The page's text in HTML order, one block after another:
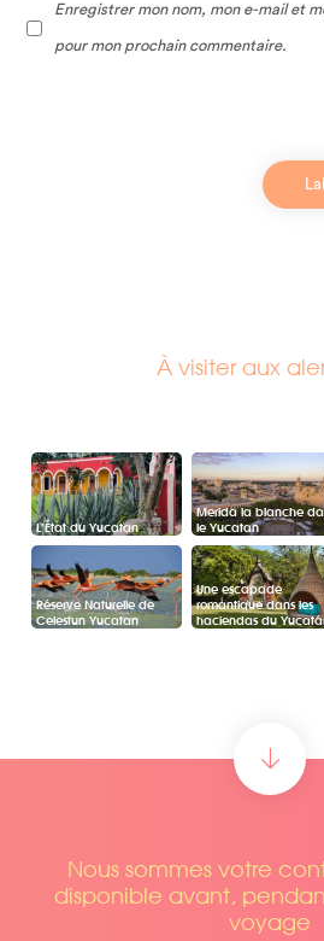
Enregistrer mon nom, mon e-mail et
pour mon prochain commentaire.
À visiter aux
L’État du Yucatan
Merida la blanche
le Yucatan
Réserve Naturelle de
Celestun Yucatan
Une escapade
romantique dans les
haciendas du
Nous sommes votre
disponible avant,
voyage